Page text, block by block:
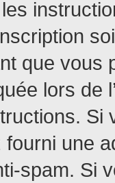
que
lors de
Si
une
spam. Si